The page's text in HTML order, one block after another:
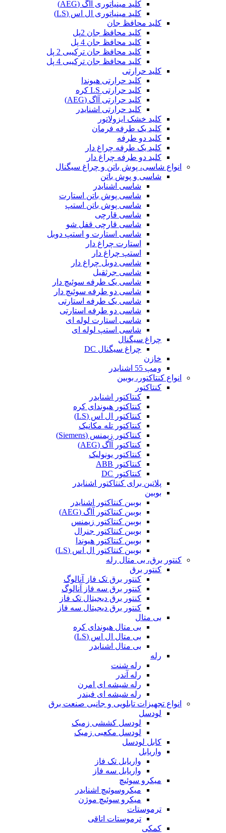
کلید مینیاتوری آاگ (AEG)
کلید مینیاتوری ال اس (LS)
کلید محافظ جان
کلید محافظ جان 2پل
کلید محافظ جان 4 پل
کلید محافظ جان ترکیبی 2 پل
کلید محافظ جان ترکیبی 4 پل
کلید حرارتی
کلید حرارتی هیوندا
کلید حرارتی LS کره
کلید حرارتی آاگ (AEG)
کلید حرارتی اشنایدر
کلید خشک ایزولاتور
کلید یک طرفه فرمان
کلید دو طرفه
کلید یک طرفه چراغ دار
کلید دو طرفه چراغ دار
انواع شاسی، پوش باتن و چراغ سیگنال
شاسی و پوش باتن
شاسی اشنایدر
شاسی پوش باتن استارت
شاسی پوش باتن استپ
شاسی قارچی
شاسی قارچی قفل شو
شاسی استارت و استپ دوبل
استارت چراغ دار
استپ چراغ دار
شاسی دوبل چراغ دار
شاسی جرثقیل
شاسی یک طرفه سوئیچ دار
شاسی دو طرفه سوئیچ دار
شاسی یک طرفه استارتی
شاسی دو طرفه استارتی
شاسی استارت لوله ای
شاسی استپ لوله ای
چراغ سیگنال
چراغ سیگنال DC
خازن
ومپ 55 اشنایدر
انواع کنتاکتور، بوبین
کنتاکتور
کنتاکتور اشنایدر
کنتاکتور هیوندای کره
کنتاکتور ال اس (LS)
کنتاکتور تله مکانیک
کنتاکتور زیمنس (Siemens)
کنتاکتور آاگ (AEG)
کنتاکتور یونولیک
کنتاکتور ABB
کنتاکتور DC
پلاتین برای کنتاکتور اشنایدر
بوبین
بوبین کنتاکتور اشنایدر
بوبین کنتاکتور آاگ (AEG)
بوبین کنتاکتور زیمنس
بوبین کنتاکتور جنرال
بوبین کنتاکتور هیوندا
بوبین کنتاکتور ال اس (LS)
کنتور برق، بی متال رله
کنتور برق
کنتور برق تک فاز آنالوگ
کنتور برق سه فاز آنالوگ
کنتور برق دیجیتال تک فاز
کنتور برق دیجیتال سه فاز
بی متال
بی متال هیوندای کره
بی متال ال اس (LS)
بی متال اشنایدر
رله
رله شنت
رله آندر
رله شیشه ای امرن
رله شیشه ای فیندر
انواع تجهیزات تابلویی و جانبی صنعت برق
لودسل
لودسل کششی زمیک
لودسل مکعبی زمیک
کابل لودسل
واریابل
واریابل تک فاز
واریابل سه فاز
میکرو سوئیچ
میکروسوئیچ اشنایدر
میکرو سوئیچ موژن
ترموستات
ترموستات اتاقی
کمکی